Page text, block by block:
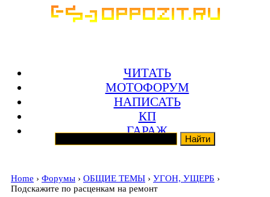
ЧИТАТЬ
МОТОФОРУМ
НАПИСАТЬ
КП
ГАРАЖ
Home › Форумы › ОБЩИЕ ТЕМЫ › УГОН, УЩЕРБ ›
Подскажите по расценкам на ремонт